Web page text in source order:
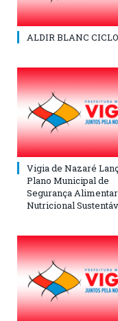
ALDIR BLANC
Vigia de Nazaré
Plano Municipal de
Segurança
Nutricional